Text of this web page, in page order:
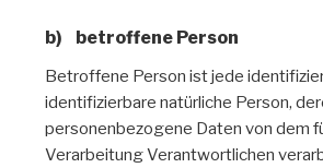
b) betroffene Person
Betroffene Person ist jede
identifizierbare natürliche Person,
personenbezogene Daten von dem
Verarbeitung Verantwortlichen